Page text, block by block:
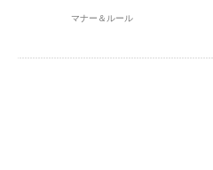
マナー＆ルール